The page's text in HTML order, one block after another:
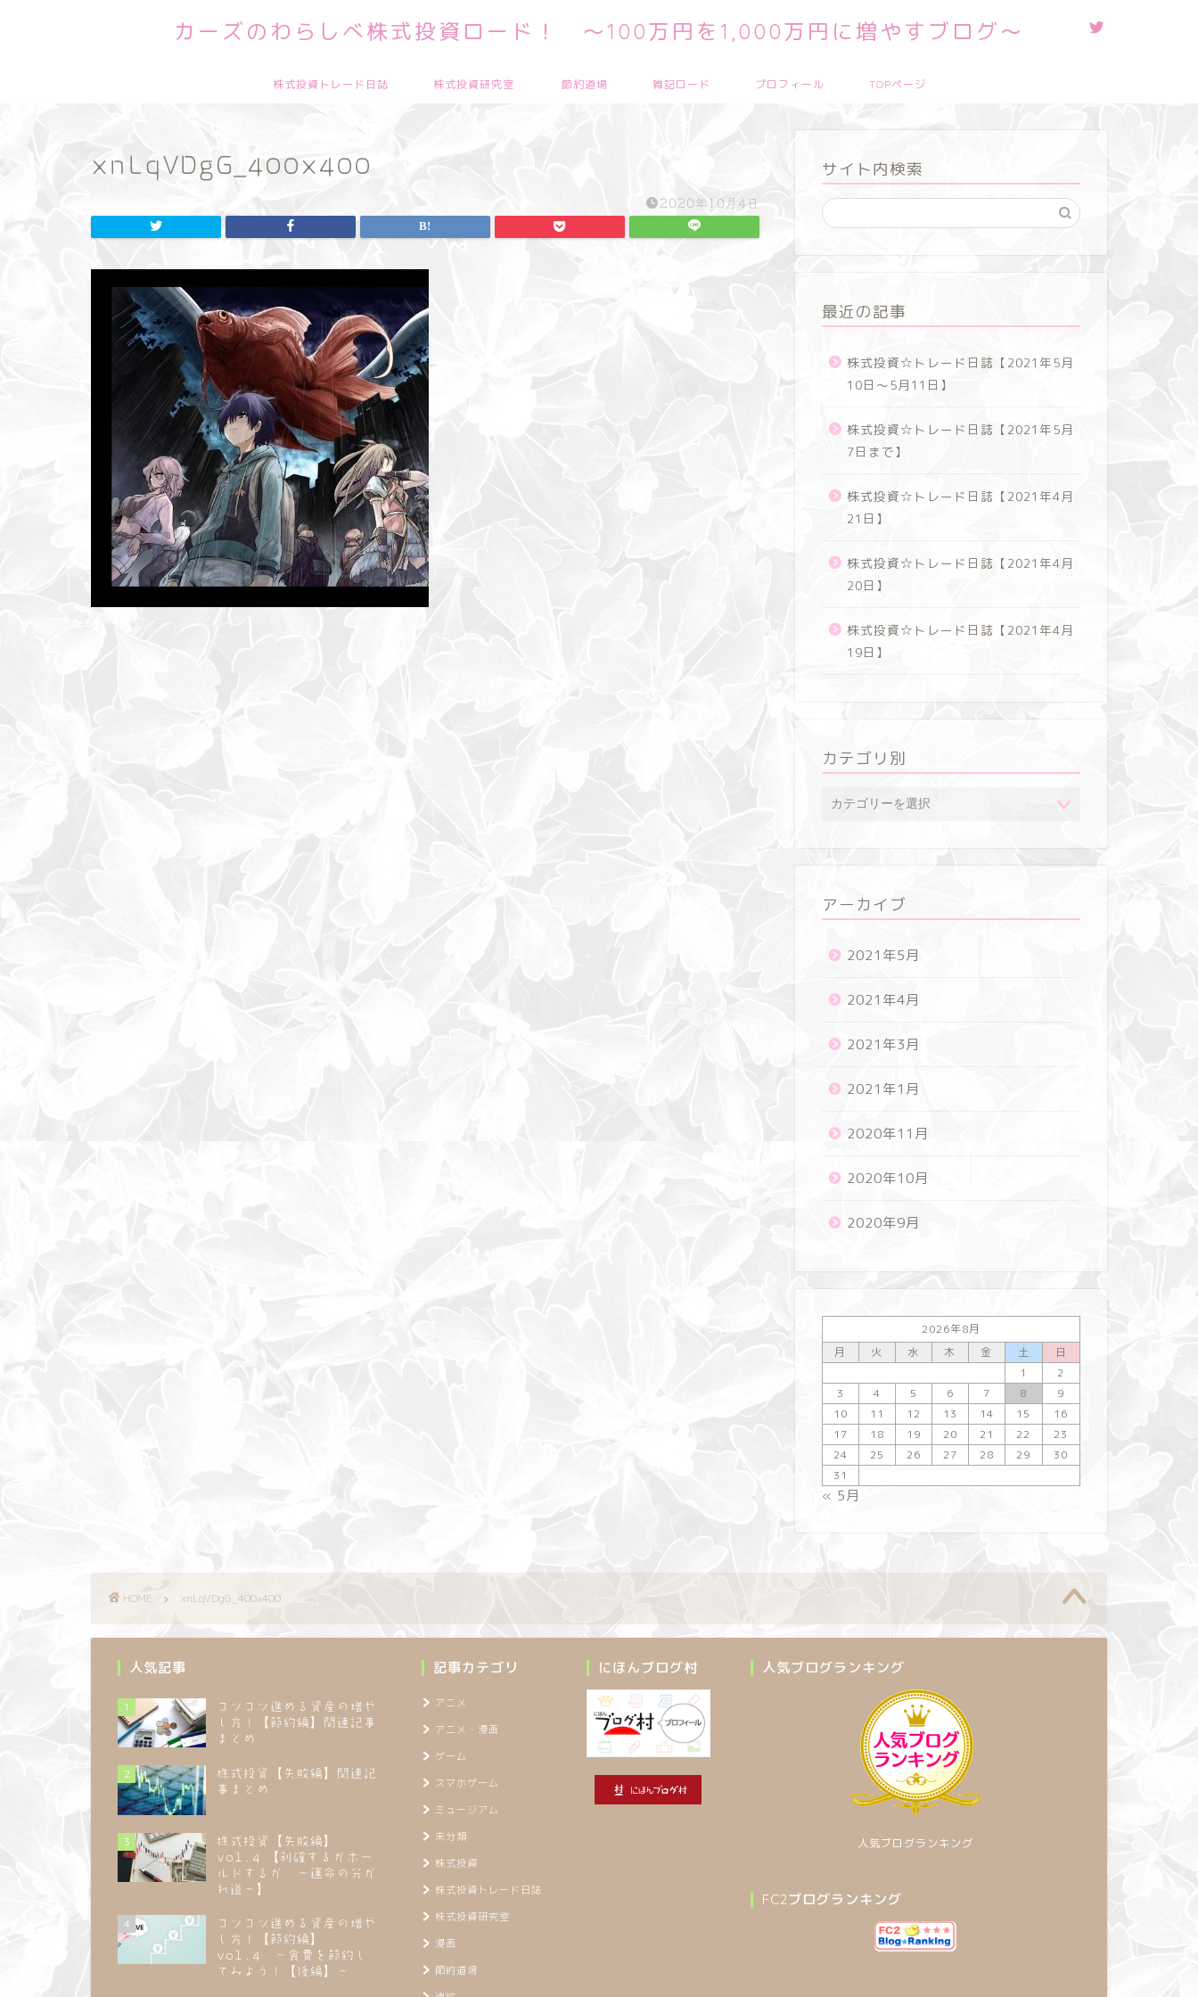
カーズのわらしべ株式投資ロード！ ～100万円を1,000万円に増やすブログ～
株式投資トレード日誌 株式投資研究室 節約道場 雑記ロード プロフィール TOPページ
xnLqVDgG_400x400
2020年10月4日
サイト内検索
最近の記事
株式投資☆トレード日誌【2021年5月
10日～5月11日】
株式投資☆トレード日誌【2021年5月
7日まで】
株式投資☆トレード日誌【2021年4月
21日】
株式投資☆トレード日誌【2021年4月
20日】
株式投資☆トレード日誌【2021年4月
19日】
カテゴリ別
アーカイブ
2021年5月
2021年4月
2021年3月
2021年1月
2020年11月
2020年10月
2020年9月
2026年8月
月
火 水 木 金 土
日
1
2
3
4 5 6 7 8
9
10
11 12 13 14 15
16
17
18 19 20 21 22
23
24
25 26 27 28 29
30
31
« 5月
HOME xnLqVDgG_400x400
人気記事
1
コツコツ進める資産の増や
し方！【節約編】関連記事
まとめ
2
株式投資【失敗編】関連記
事まとめ
3
株式投資【失敗編】
vol.4 【利確するかホー
ルドするか ～運命の分か
れ道～】
4
コツコツ進める資産の増や
し方！【節約編】
vol.4 ～食費を節約し
てみよう！【後編】～
記事カテゴリ
アニメ
アニメ・漫画
ゲーム
スマホゲーム
ミュージアム
未分類
株式投資
株式投資トレード日誌
株式投資研究室
漫画
節約道場
にほんブログ村 人気ブログランキング
人気ブログランキング
FC2ブログランキング